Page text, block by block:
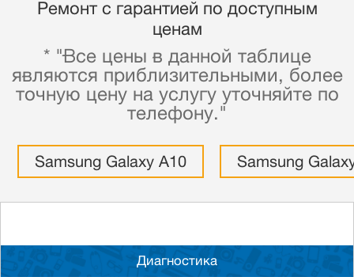
Ремонт с гарантией по доступным
ценам
* "Все цены в данной таблице
являются приблизительными, более
точную цену на услугу уточняйте по
телефону."
Samsung Galaxy A10 Samsung
Диагностика